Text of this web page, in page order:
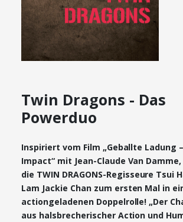
Twin Dragons - Das
Powerduo
Inspiriert vom Film „Geballte Ladung
Impact“ mit Jean-Claude Van
die TWIN DRAGONS-Regisseure Tsui
Lam Jackie Chan zum ersten Mal in
actiongeladenen Doppelrolle! „Der
aus halsbrecherischer Action und